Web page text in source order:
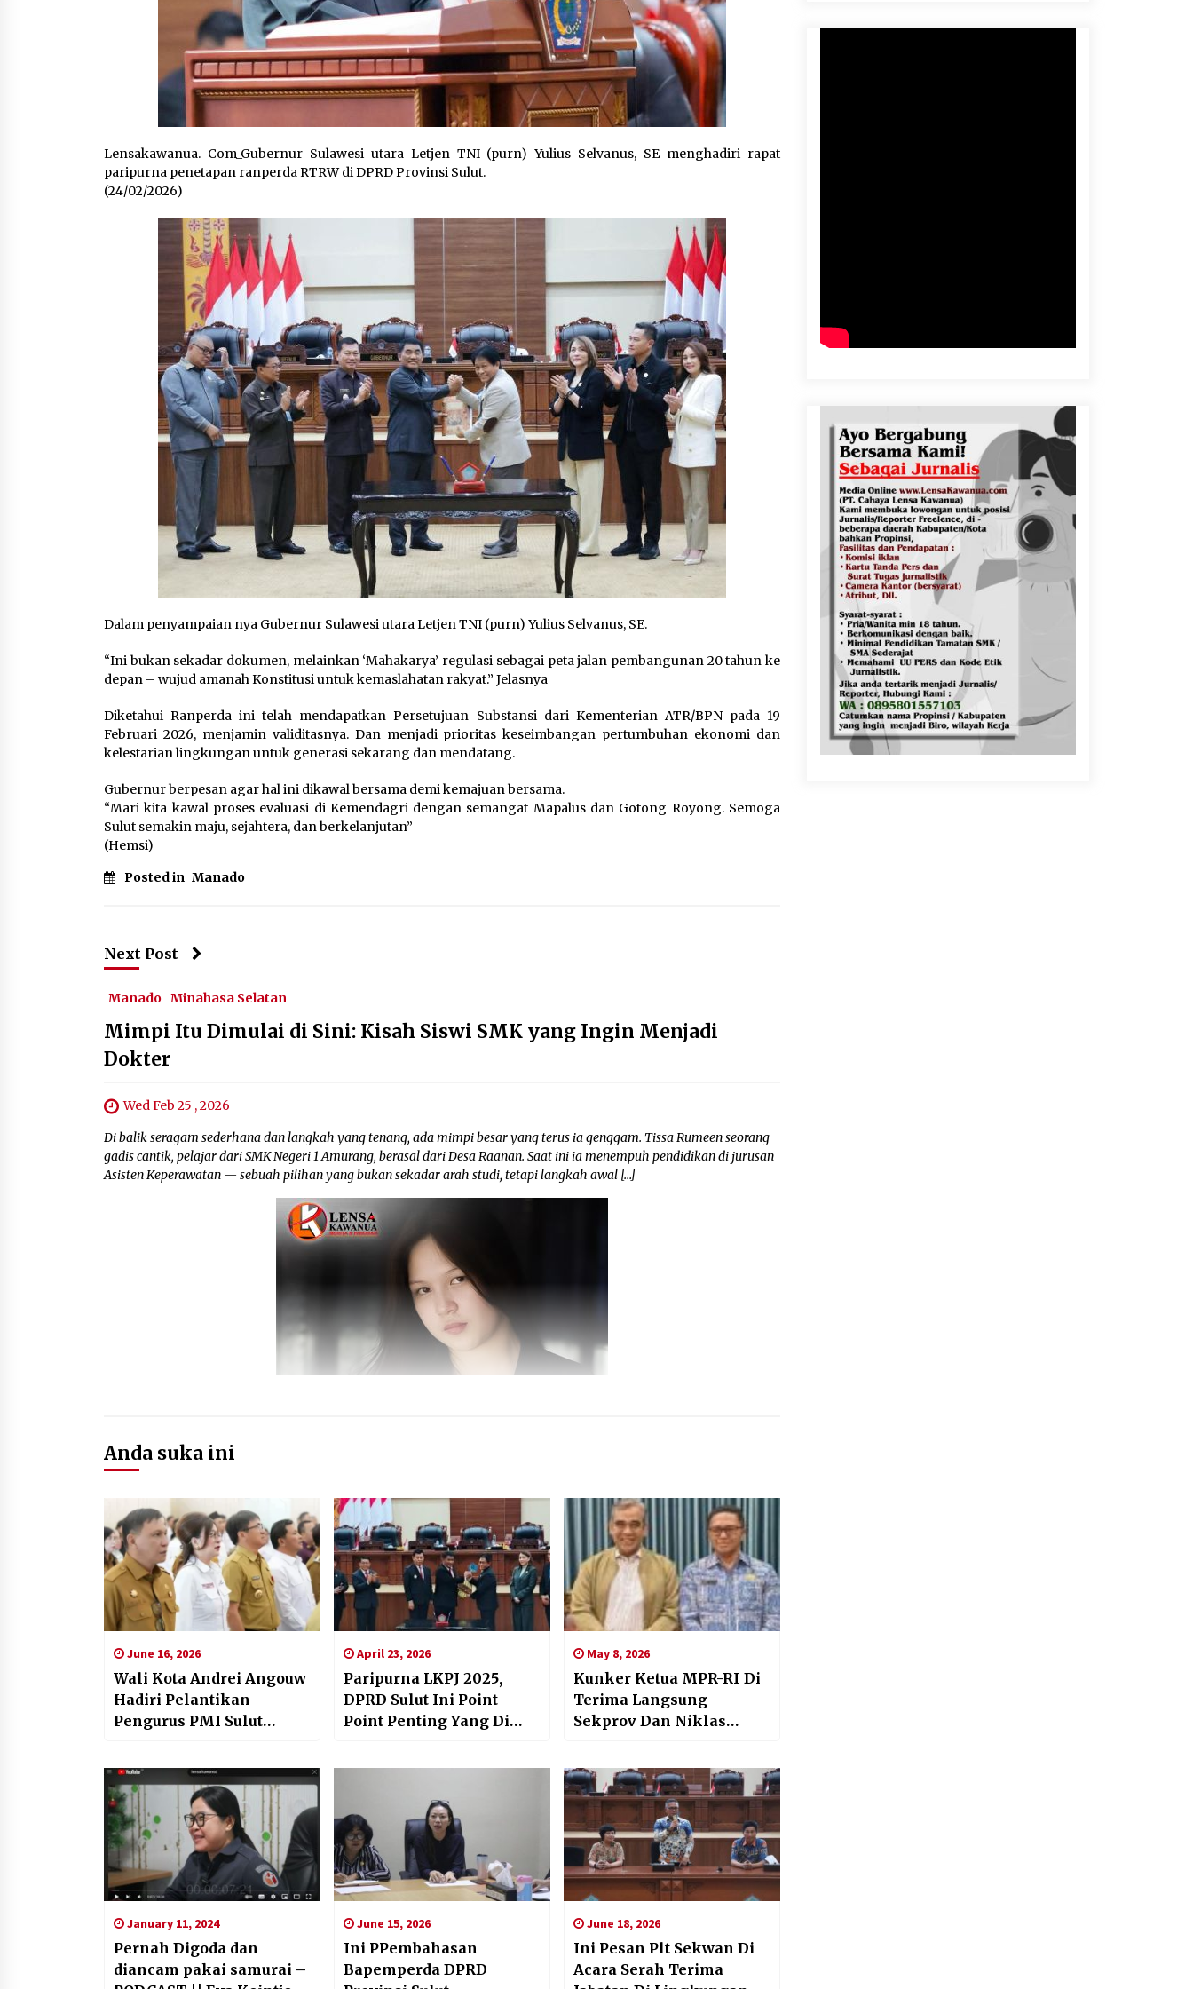
Lensakawanua. Com_Gubernur Sulawesi utara Letjen TNI (purn) Yulius Selvanus, SE menghadiri rapat
paripurna penetapan ranperda RTRW di DPRD Provinsi Sulut.
(24/02/2026)
Dalam penyampaian nya Gubernur Sulawesi utara Letjen TNI (purn) Yulius Selvanus, SE.
“Ini bukan sekadar dokumen, melainkan ‘Mahakarya’ regulasi sebagai peta jalan pembangunan 20 tahun ke
depan – wujud amanah Konstitusi untuk kemaslahatan rakyat.” Jelasnya
Diketahui Ranperda ini telah mendapatkan Persetujuan Substansi dari Kementerian ATR/BPN pada 19
Februari 2026, menjamin validitasnya. Dan menjadi prioritas keseimbangan pertumbuhan ekonomi dan
kelestarian lingkungan untuk generasi sekarang dan mendatang.
Gubernur berpesan agar hal ini dikawal bersama demi kemajuan bersama.
“Mari kita kawal proses evaluasi di Kemendagri dengan semangat Mapalus dan Gotong Royong. Semoga
Sulut semakin maju, sejahtera, dan berkelanjutan”
(Hemsi)
Posted in Manado
Next Post
Manado Minahasa Selatan
Mimpi Itu Dimulai di Sini: Kisah Siswi SMK yang Ingin Menjadi
Dokter
Wed Feb 25 , 2026
Di balik seragam sederhana dan langkah yang tenang, ada mimpi besar yang terus ia genggam. Tissa Rumeen seorang
gadis cantik, pelajar dari SMK Negeri 1 Amurang, berasal dari Desa Raanan. Saat ini ia menempuh pendidikan di jurusan
Asisten Keperawatan — sebuah pilihan yang bukan sekadar arah studi, tetapi langkah awal […]
Anda suka ini
June 16, 2026
Wali Kota Andrei Angouw
Hadiri Pelantikan
Pengurus PMI Sulut
Perkuat Komitmen
Pelayanan Kemanusiaan
April 23, 2026
Paripurna LKPJ 2025,
DPRD Sulut Ini Point
Point Penting Yang Di
May 8, 2026
Kunker Ketua MPR-RI Di
Terima Langsung
Sekprov Dan Niklas
DPRD Sulut
January 11, 2024
Pernah Digoda dan
diancam pakai samurai –
June 15, 2026
Ini PPembahasan
Bapemperda DPRD
June 18, 2026
Ini Pesan Plt Sekwan Di
Acara Serah Terima